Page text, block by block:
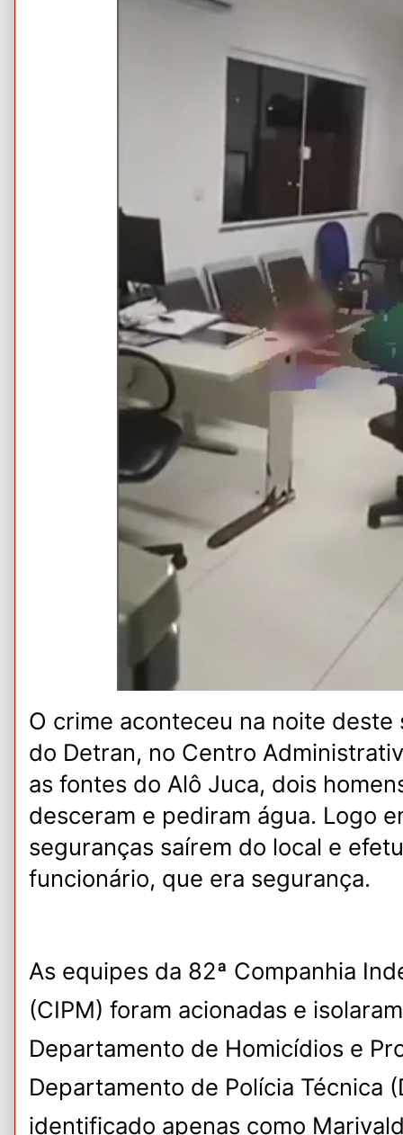
O crime aconteceu na noite
do Detran, no Centro
as fontes do Alô Juca, dois
desceram e pediram água. Logo
seguranças saírem do local e
funcionário, que era segurança.
As equipes da 82ª Companhia
(CIPM) foram acionadas e
Departamento de Homicídios e
Departamento de Polícia Técnica
identificado apenas como